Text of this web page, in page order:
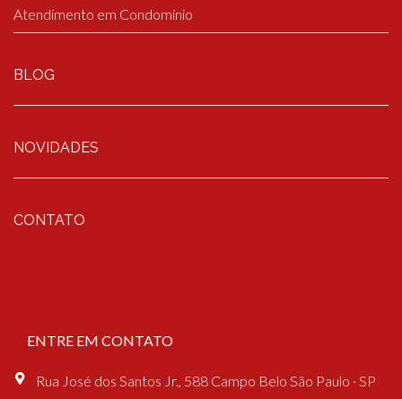
Atendimento em Condomínio
BLOG
NOVIDADES
CONTATO
ENTRE EM CONTATO
Rua José dos Santos Jr., 588 Campo Belo São Paulo · SP